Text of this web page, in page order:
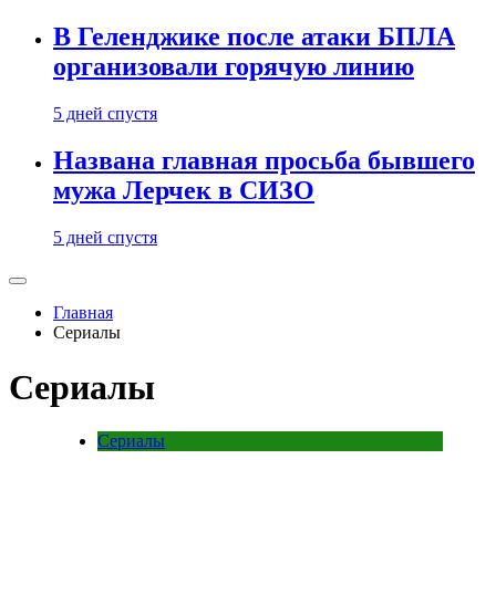
В Геленджике после атаки БПЛА
организовали горячую линию
5 дней спустя
Названа главная просьба бывшего
мужа Лерчек в СИЗО
5 дней спустя
Главная
Сериалы
Сериалы
Сериалы